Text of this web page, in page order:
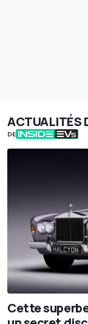
ACTUALITÉS
DE
Cette